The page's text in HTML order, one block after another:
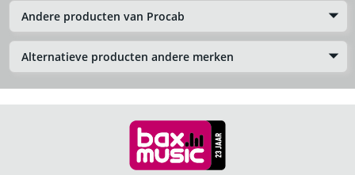
Andere producten van Procab
Alternatieve producten andere merken